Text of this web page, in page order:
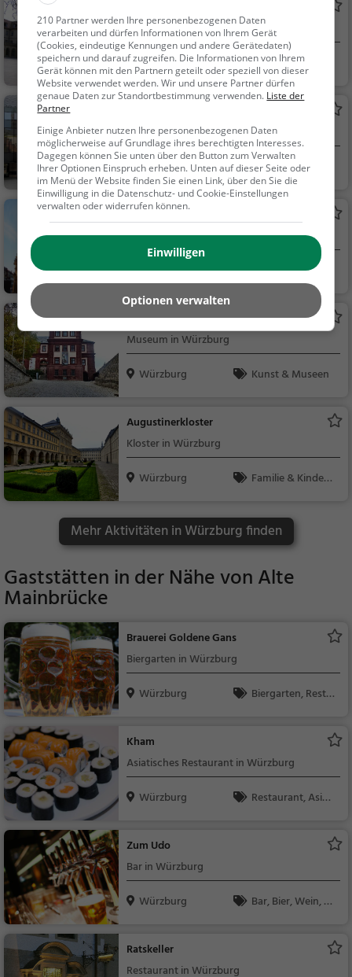
Rathaus in Würzburg
Würzburg
Sehenswürdigkei
t
Museum in Würzburg
Würzburg
Kunst & Museen
Dom St. Kilian
Kathedrale / Dom in Würzburg
Würzburg
Familie & Kinder,
Sehenswürdigkeit
Museum für Franken
Museum in Würzburg
Würzburg
Kunst & Museen
Augustinerkloster
Kloster in Würzburg
Würzburg
Familie & Kinder,
Mehr Aktivitäten in Würzburg finden
Gaststätten in der Nähe vonAlte
Mainbrücke
Brauerei Goldene Gans
Biergarten in Würzburg
Würzburg
Biergarten, Resta
Getränke, Deutsch, M
ittagessen, Regionalk
üche, Abendessen
Kham
Asiatisches Restaurant in Würzburg
Würzburg
Restaurant, Asiati
h, Japanisch, Sushi, T
Zum Udo
Bar in Würzburg
Würzburg
Bar, Bier, Wein, Sn
Ratskeller
Restaurant in Würzburg
210 Partner werden Ihre personenbezogenen Daten
verarbeiten und dürfen Informationen von Ihrem Gerät
(Cookies, eindeutige Kennungen und andere Gerätedaten)
speichern und darauf zugreifen. Die Informationen von Ihrem
Gerät können mit den Partnern geteilt oder speziell von dieser
Website verwendet werden. Wir und unsere Partner dürfen
genaue Daten zur Standortbestimmung verwenden. Liste der
Partner
Einige Anbieter nutzen Ihre personenbezogenen Daten
möglicherweise auf Grundlage ihres berechtigten Interesses.
Dagegen können Sie unten über den Button zum Verwalten
Ihrer Optionen Einspruch erheben. Unten auf dieser Seite oder
im Menü der Website finden Sie einen Link, über den Sie die
Einwilligung in die Datenschutz- und Cookie-Einstellungen
verwalten oder widerrufen können.
Einwilligen
Optionen verwalten